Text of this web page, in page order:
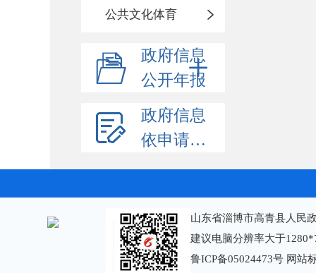
公共文化体育
政府信息
公开年报
政府信息
依申请公开
山东省淄博市高青县人民
建议电脑分辨率大于
鲁ICP备05024473号 网站